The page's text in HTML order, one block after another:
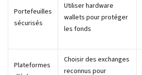
Portefeuilles
sécurisés
Utiliser hardware
wallets pour protéger
les fonds
Plateformes
Choisir des exchanges
reconnus pour